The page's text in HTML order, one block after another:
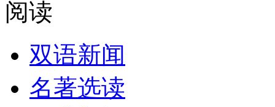
阅读
双语新闻
名著选读